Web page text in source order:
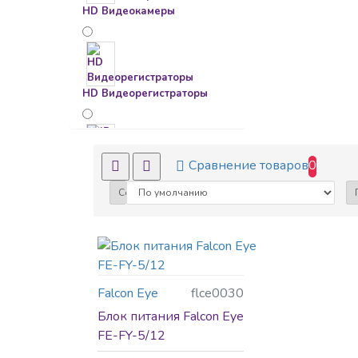
HD Видеокамеры
HD Видеорегистраторы
IP Видеокамеры
Блоки питания
Сравнение товаров0
Сортировка:
Falcon Eye
flce0030
Блок питания Falcon Eye
FE-FY-5/12